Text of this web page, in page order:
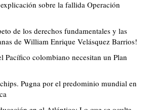
sobre la fallida Operación
de los derechos fundamentales y las
de William Enrique Velásquez Barrios!
Pacífico colombiano necesitan un Plan
Pugna por el predominio mundial en